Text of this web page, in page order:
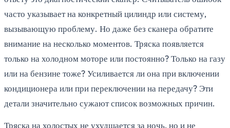
часто указывает на конкретный цилиндр или систему,
вызывающую проблему. Но даже без сканера обратите
внимание на несколько моментов. Тряска появляется
только на холодном моторе или постоянно? Только на газу
или на бензине тоже? Усиливается ли она при включении
кондиционера или при переключении на передачу? Эти
детали значительно сужают список возможных причин.
Тряска на холостых не ухудшается за ночь, но и не